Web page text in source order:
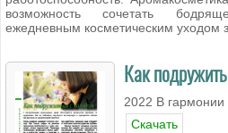
возможность сочетать
ежедневным косметическим уходом
Как
2022 В
Скачать